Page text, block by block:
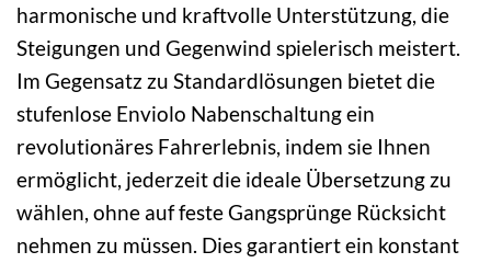
harmonische und kraftvolle Unterstützung, die
Steigungen und Gegenwind spielerisch meistert.
Im Gegensatz zu Standardlösungen bietet die
stufenlose Enviolo Nabenschaltung ein
revolutionäres Fahrerlebnis, indem sie Ihnen
ermöglicht, jederzeit die ideale Übersetzung zu
wählen, ohne auf feste Gangsprünge Rücksicht
nehmen zu müssen. Dies garantiert ein konstant